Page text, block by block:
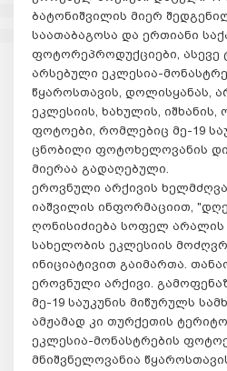
ბატონიშვილის მიერ
საათაბაგოსა და ერთიანი
ფოტორეპროდუქციები, ასევე
არსებული ეკლესია-
წყაროსთავის, დოლისყანას,
ეკლესიის, ხახულის, იშხანის,
ფოტოები, რომლებიც მე-19
ცნობილი ფოტოხელოვანის
მიერაა გადაღებული.
ეროვნული არქივის
იაშვილის ინფორმაციით,
ღონისიძიება სოფელ არალის
სახელობის ეკლესიის
ინიციატივით გაიმართა.
ეროვნული არქივი.
მე-19 საუკუნის მიწურულს
ამჟამად კი თურქეთის
ეკლესია-მონასტრების
მნიშვნელოვანია